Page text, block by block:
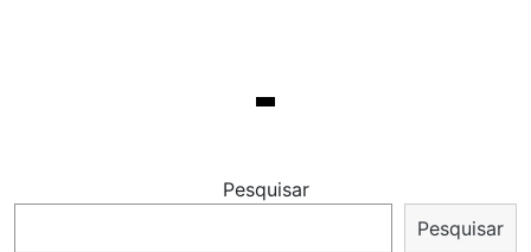
Pesquisar
Pesquisar